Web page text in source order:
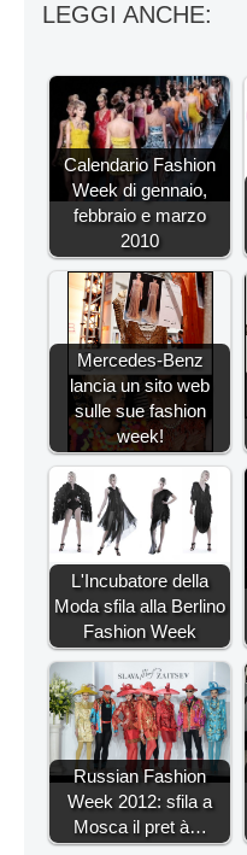
LEGGI ANCHE:
Calendario Fashion
Week di gennaio,
febbraio e marzo
2010
Mercedes-Benz
lancia un sito web
sulle sue fashion
week!
L'Incubatore della
Moda sfila alla Berlino
Fashion Week
Russian Fashion
Week 2012: sfila a
Mosca il pret à…